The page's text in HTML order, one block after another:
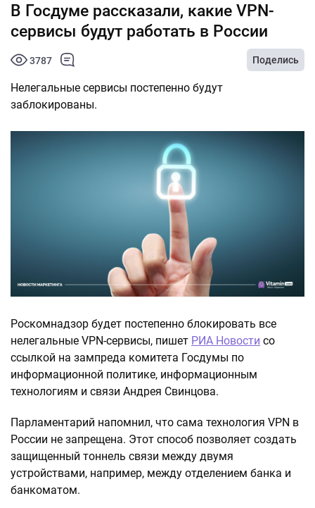
В Госдуме рассказали, какие VPN-
сервисы будут работать в России
3787 Поделись
Нелегальные сервисы постепенно будут
заблокированы.
Роскомнадзор будет постепенно блокировать все
нелегальные VPN-сервисы, пишет РИА Новости со
ссылкой на зампреда комитета Госдумы по
информационной политике, информационным
технологиям и связи Андрея Свинцова.
Парламентарий напомнил, что сама технология VPN в
России не запрещена. Этот способ позволяет создать
защищенный тоннель связи между двумя
устройствами, например, между отделением банка и
банкоматом.